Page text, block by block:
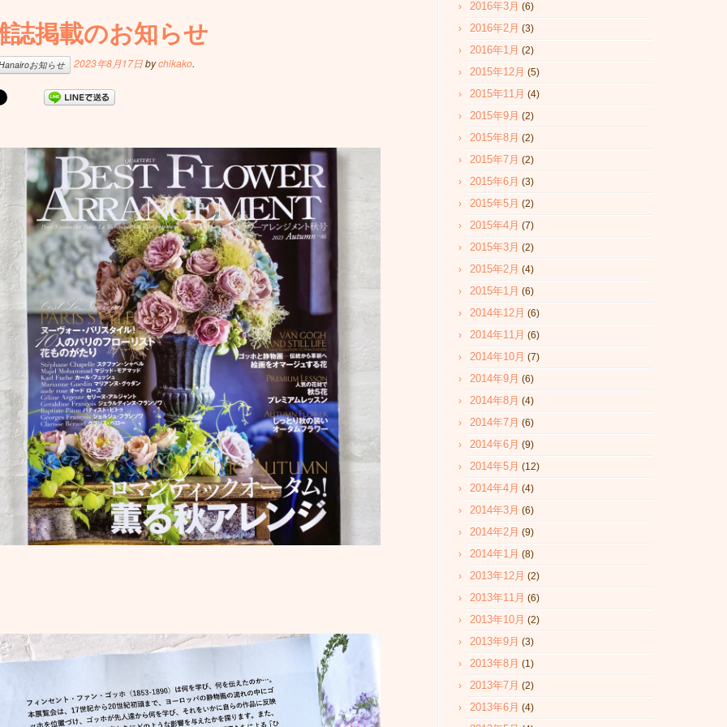
誌掲載のお知らせ
お知らせ 2023年8月17日bychikako.
2016年3月 (6)
2016年2月 (3)
2016年1月 (2)
2015年12月 (5)
2015年11月 (4)
2015年9月 (2)
2015年8月 (2)
2015年7月 (2)
2015年6月 (3)
2015年5月 (2)
2015年4月 (7)
2015年3月 (2)
2015年2月 (4)
2015年1月 (6)
2014年12月 (6)
2014年11月 (6)
2014年10月 (7)
2014年9月 (6)
2014年8月 (4)
2014年7月 (6)
2014年6月 (9)
2014年5月 (12)
2014年4月 (4)
2014年3月 (6)
2014年2月 (9)
2014年1月 (8)
2013年12月 (2)
2013年11月 (6)
2013年10月 (2)
2013年9月 (3)
2013年8月 (1)
2013年7月 (2)
2013年6月 (4)